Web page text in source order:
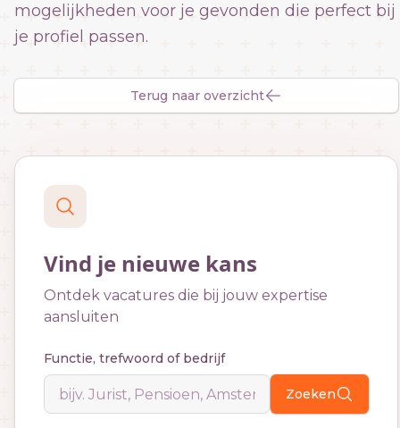
mogelijkheden voor je gevonden die perfect bij
je profiel passen.
Terug naar overzicht
Vind je nieuwe kans
Ontdek vacatures die bij jouw expertise
aansluiten
Functie, trefwoord of bedrijf
Zoeken